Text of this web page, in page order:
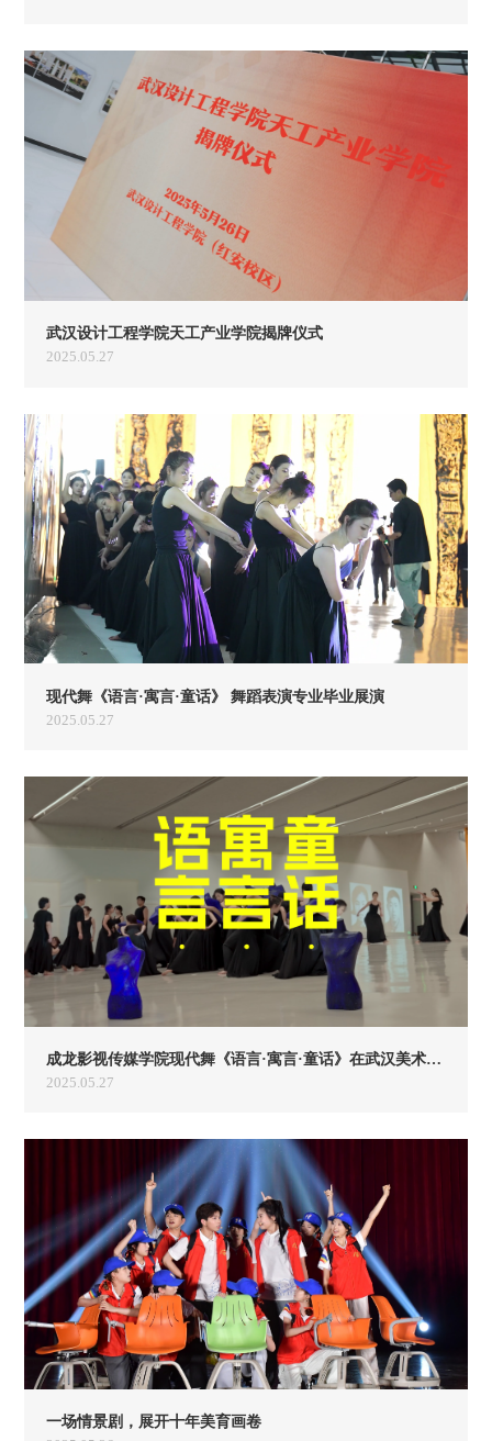
武汉设计工程学院天工产业学院揭牌仪式
2025.05.27
现代舞《语言·寓言·童话》 舞蹈表演专业毕业展演
2025.05.27
成龙影视传媒学院现代舞《语言·寓言·童话》在武汉美术馆精彩展演
2025.05.27
一场情景剧，展开十年美育画卷